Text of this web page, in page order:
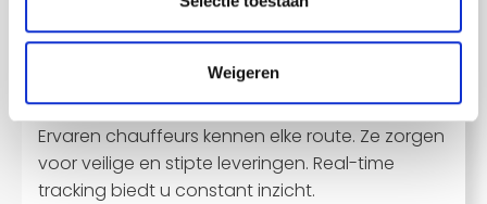
Weigeren
Nachttransport levert meetbare tijdwinst op.
Rustige wegen zorgen voor betrouwbare
Onze transportdiensten
verhogen uw productiviteit.
Ervaren chauffeurs kennen elke route. Ze zorgen
voor veilige en stipte leveringen. Real-time
tracking biedt u constant inzicht.